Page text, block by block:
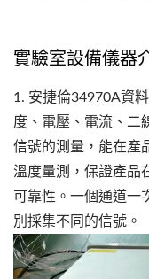
實驗室設備儀器
1. 安捷倫34970A資
度、電壓、電流、二
信號的測量，能在產
溫度量測，保證產品
可靠性。一個通道一
別採集不同的信號。